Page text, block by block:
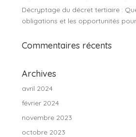
Décryptage du décret tertiaire :
obligations et les opportunités
Commentaires récents
Archives
avril 2024
février 2024
novembre 2023
octobre 2023